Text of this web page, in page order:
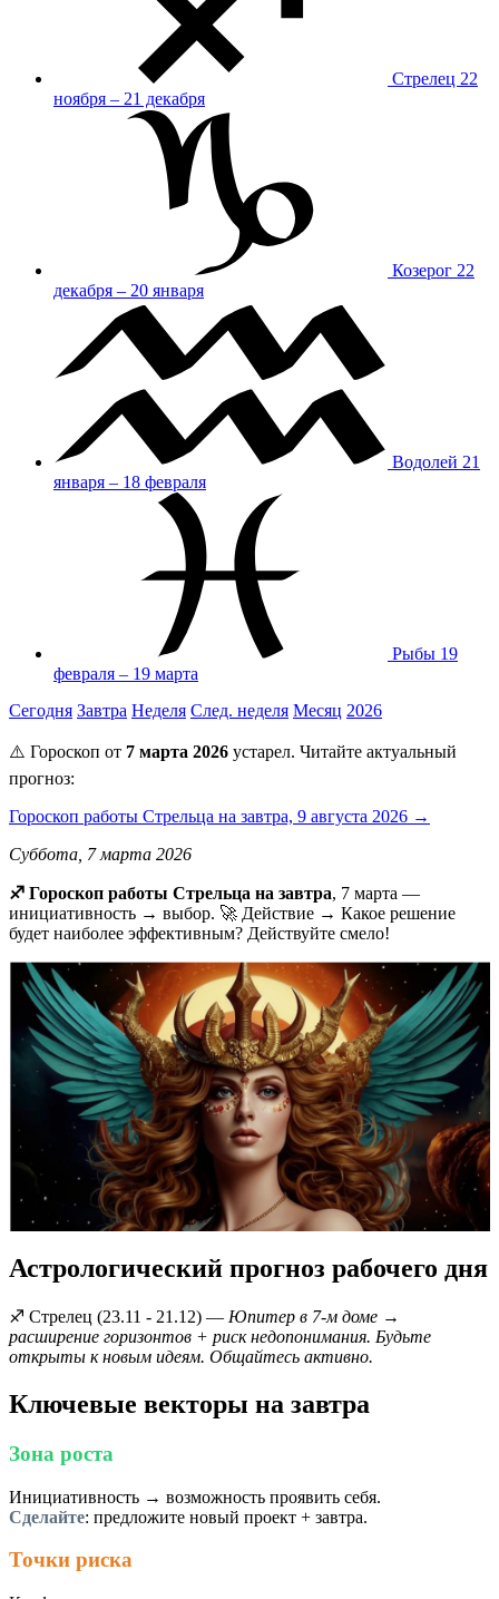
Стрелец 22
ноября – 21 декабря
Козерог 22
декабря – 20 января
Водолей 21
января – 18 февраля
Рыбы 19
февраля – 19 марта
Сегодня Завтра Неделя След. неделя Месяц 2026
⚠️ Гороскоп от 7 марта 2026 устарел. Читайте актуальный
прогноз:
Гороскоп работы Стрельца на завтра, 9 августа 2026 →
Суббота, 7 марта 2026
♐️ Гороскоп работы Стрельца на завтра, 7 марта —
инициативность → выбор. 🚀 Действие → Какое решение
будет наиболее эффективным? Действуйте смело!
Астрологический прогноз рабочего дня
♐️ Стрелец (23.11 - 21.12) — Юпитер в 7-м доме →
расширение горизонтов + риск недопонимания. Будьте
открыты к новым идеям. Общайтесь активно.
Ключевые векторы на завтра
Зона роста
Инициативность → возможность проявить себя.
Сделайте: предложите новый проект + завтра.
Точки риска